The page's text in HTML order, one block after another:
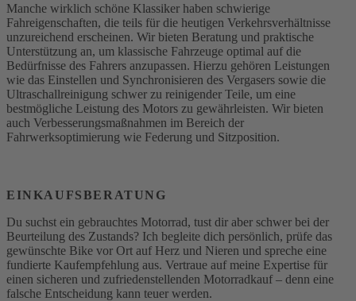
Manche wirklich schöne Klassiker haben schwierige
Fahreigenschaften, die teils für die heutigen Verkehrsverhältnisse
unzureichend erscheinen. Wir bieten Beratung und praktische
Unterstützung an, um klassische Fahrzeuge optimal auf die
Bedürfnisse des Fahrers anzupassen. Hierzu gehören Leistungen
wie das Einstellen und Synchronisieren des Vergasers sowie die
Ultraschallreinigung schwer zu reinigender Teile, um eine
bestmögliche Leistung des Motors zu gewährleisten. Wir bieten
auch Verbesserungsmaßnahmen im Bereich der
Fahrwerksoptimierung wie Federung und Sitzposition.
EINKAUFSBERATUNG
Du suchst ein gebrauchtes Motorrad, tust dir aber schwer bei der
Beurteilung des Zustands? Ich begleite dich persönlich, prüfe das
gewünschte Bike vor Ort auf Herz und Nieren und spreche eine
fundierte Kaufempfehlung aus. Vertraue auf meine Expertise für
einen sicheren und zufriedenstellenden Motorradkauf – denn eine
falsche Entscheidung kann teuer werden.